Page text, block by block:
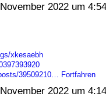
2022 um
xkesaebh
39509210… Fortfahren
2022 um